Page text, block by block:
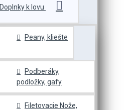
Doplnky k lovu
Peany, kliešte
Podberáky,
podložky, gafy
Filetovacie Nože,